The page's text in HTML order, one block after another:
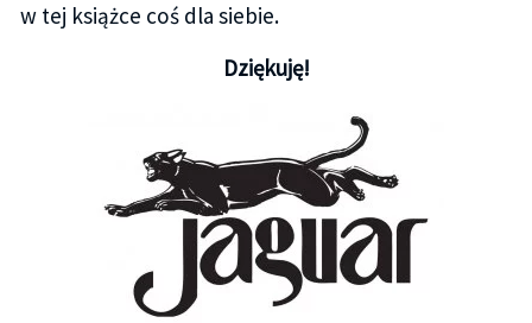
w tej książce coś dla siebie.
Dziękuję!